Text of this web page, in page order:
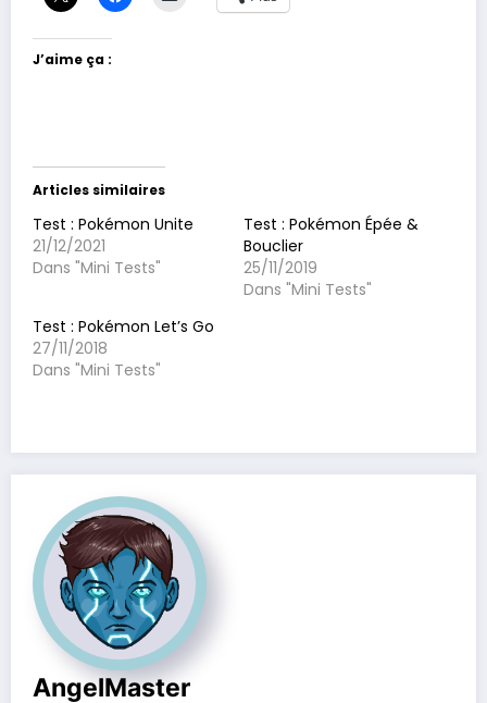
J’aime ça :
Articles similaires
Test : Pokémon Unite
21/12/2021
Dans "Mini Tests"
Test : Pokémon Épée &
Bouclier
25/11/2019
Dans "Mini Tests"
Test : Pokémon Let’s Go
27/11/2018
Dans "Mini Tests"
AngelMaster